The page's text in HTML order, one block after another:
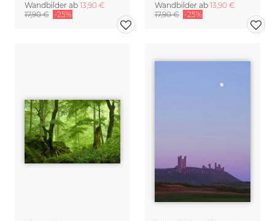
Wandbilder ab 13,90 €
17,90 € -25%
Wandbilder ab 13,90 €
17,90 € -25%